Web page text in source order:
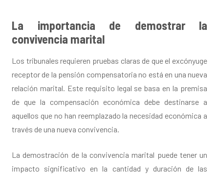
La importancia de demostrar la
convivencia marital
Los tribunales requieren pruebas claras de que el excónyuge
receptor de la pensión compensatoria no está en una nueva
relación marital. Este requisito legal se basa en la premisa
de que la compensación económica debe destinarse a
aquellos que no han reemplazado la necesidad económica a
través de una nueva convivencia.
La demostración de la convivencia marital puede tener un
impacto significativo en la cantidad y duración de las